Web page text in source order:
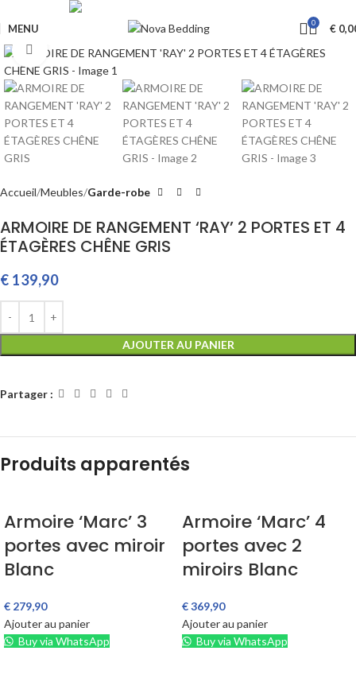
MENU 0 €
Cliquez pour agrandir
Accueil Meubles Garde-robe
ARMOIRE DE RANGEMENT ‘RAY’ 2 PORTES ET 4
ÉTAGÈRES CHÊNE GRIS
€ 139,90
AJOUTER AU PANIER
Partager :
Produits apparentés
Armoire ‘Marc’ 3
portes avec miroir
Blanc
€ 279,90
Ajouter au panier
Buy via WhatsApp
Armoire ‘Marc’ 4
portes avec 2
miroirs Blanc
€369,90
Ajouter au panier
Buy via WhatsApp